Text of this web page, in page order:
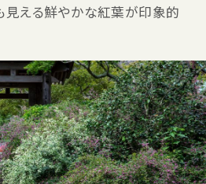
見える鮮やかな紅葉が印象的